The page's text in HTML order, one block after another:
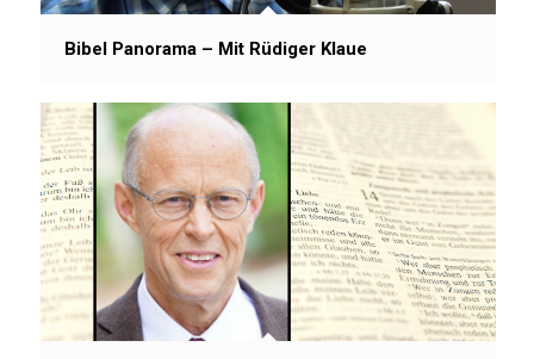
Bibel Panorama – Mit Rüdiger Klaue